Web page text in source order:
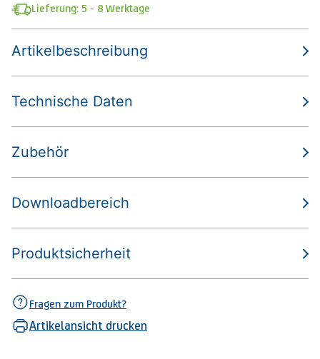
Lieferung: 5 - 8 Werktage
Artikelbeschreibung
Technische Daten
Zubehör
Downloadbereich
Produktsicherheit
Fragen zum Produkt?
Artikelansicht drucken